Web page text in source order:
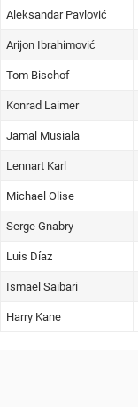
Aleksandar Pavlović
Arijon Ibrahimović
Tom Bischof
Konrad Laimer
Jamal Musiala
Lennart Karl
Michael Olise
Serge Gnabry
Luis Díaz
Ismael Saibari
Harry Kane